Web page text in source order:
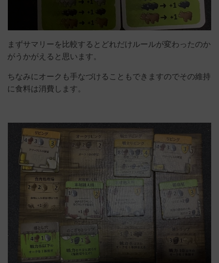
まずサマリーを比較するとどれだけルールが変わったのか
がうかがえると思います。
ちなみにオークも手なづけることもできますのでその維持
に食料は消費します。